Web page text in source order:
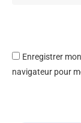
Enregistrer
navigateur pour